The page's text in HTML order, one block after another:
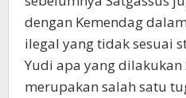
dengan Kemendag
ilegal yang tidak sesuai
Yudi apa yang dilakukan
merupakan salah satu